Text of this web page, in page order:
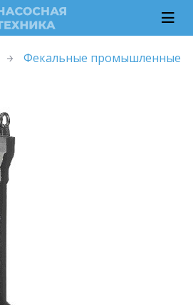
Фекальные промышленные